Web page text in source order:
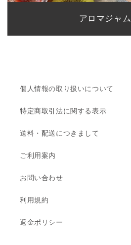
アロマジャム
個人情報の取り扱いについて
特定商取引法に関する表示
送料・配送につきまして
ご利用案内
お問い合わせ
利用規約
返金ポリシー